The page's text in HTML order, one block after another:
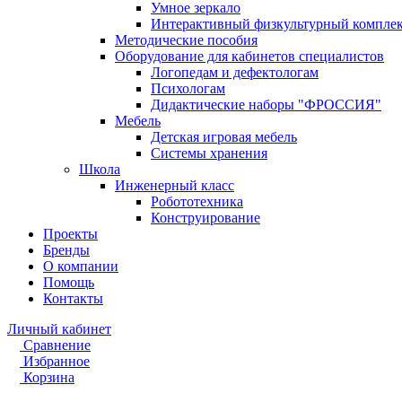
Умное зеркало
Интерактивный физкультурный
Методические пособия
Оборудование для кабинетов специалистов
Логопедам и дефектологам
Психологам
Дидактические наборы "ФРОССИЯ"
Мебель
Детская игровая мебель
Системы хранения
Школа
Инженерный класс
Робототехника
Конструирование
Проекты
Бренды
О компании
Помощь
Контакты
Личный кабинет
Сравнение
Избранное
Корзина